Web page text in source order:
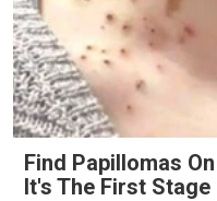
Find Papillomas
It's The First Stage